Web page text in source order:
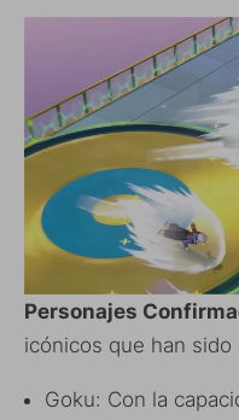
Personajes
icónicos que han
Goku: Con la